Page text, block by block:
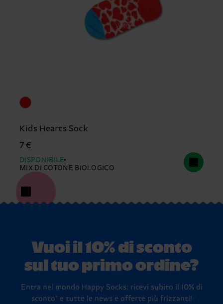
Kids Hearts Sock
7 €
DISPONIBILE
MIX DI COTONE BIOLOGICO
Vuoi il 10% di sconto
sul tuo primo ordine?
Entra nel mondo Happy Socks: ricevi subito il 10% di
sconto* e tutte le news e offerte più frizzanti!